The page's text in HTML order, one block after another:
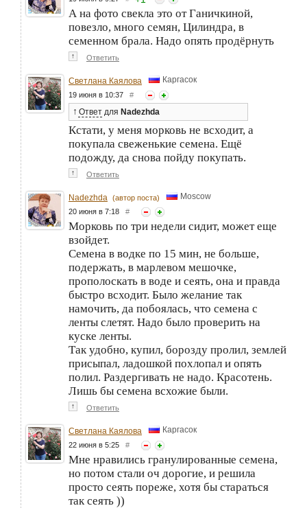
А на фото свекла это от Ганичкиной,
повезло, много семян, Цилиндра, в
семенном брала. Надо опять продёрнуть
↑ Ответить
Светлана Каялова Каргасок
19 июня в 10:37 #
↑ Ответ для Nadezhda
Кстати, у меня морковь не всходит, а
покупала свеженькие семена. Ещё
подожду, да снова пойду покупать.
↑ Ответить
Nadezhda (автор поста) Moscow
20 июня в 7:18 #
Морковь по три недели сидит, может еще
взойдет.
Семена в водке по 15 мин, не больше,
подержать, в марлевом мешочке,
прополоскать в воде и сеять, она и правда
быстро всходит. Было желание так
намочить, да побоялась, что семена с
ленты слетят. Надо было проверить на
куске ленты.
Так удобно, купил, борозду пролил, землей
присыпал, ладошкой похлопал и опять
полил. Раздергивать не надо. Красотень.
Лишь бы семена всхожие были.
↑ Ответить
Светлана Каялова Каргасок
22 июня в 5:25 #
Мне нравились гранулированные семена,
но потом стали оч дорогие, и решила
просто сеять пореже, хотя бы стараться
так сеять ))